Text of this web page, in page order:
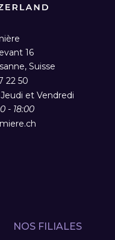
16
Suisse
22 50
et Vendredi
- 18:00
NOS FILIALES